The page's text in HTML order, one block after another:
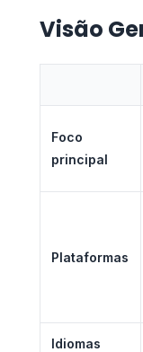
Visão
Foco
principal
Plataformas
Idiomas